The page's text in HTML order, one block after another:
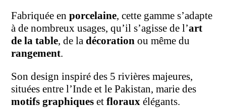
Fabriquée enporcelaine, cette gamme s’adapte
à de nombreux usages, qu’il s’agisse de l’art
de la table, de ladécoration ou même du
rangement.
Son design inspiré des 5 rivières majeures,
situées entre l’Inde et le Pakistan, marie des
motifs graphiques etfloraux élégants.